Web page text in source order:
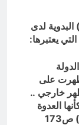
لدى
يعتبرها:
ظهرت على
مظهر خارجي ..
العدوة